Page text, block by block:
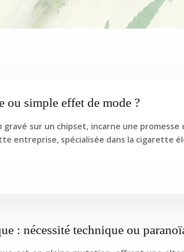
simple effet de mode ?
gravé sur un chipset, incarne une
entreprise, spécialisée dans la cigarette
: nécessité technique ou